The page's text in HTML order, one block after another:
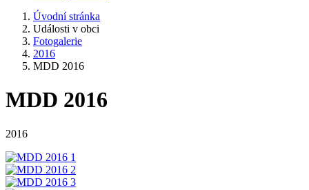
Úvodní stránka
Události v obci
Fotogalerie
2016
MDD 2016
MDD 2016
2016